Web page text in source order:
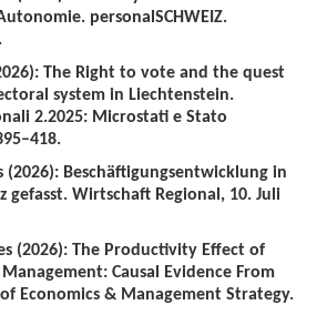
personalSCHWEIZ.
The Right to vote and the quest
system in Liechtenstein.
2.2025: Microstati e Stato
Beschäftigungsentwicklung in
gefasst. Wirtschaft Regional, 10. Juli
(2026): The Productivity Effect of
Causal Evidence From
Economics & Management Strategy.